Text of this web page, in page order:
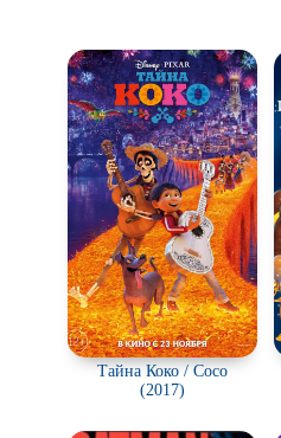
Тайна Коко / Coco
(2017)